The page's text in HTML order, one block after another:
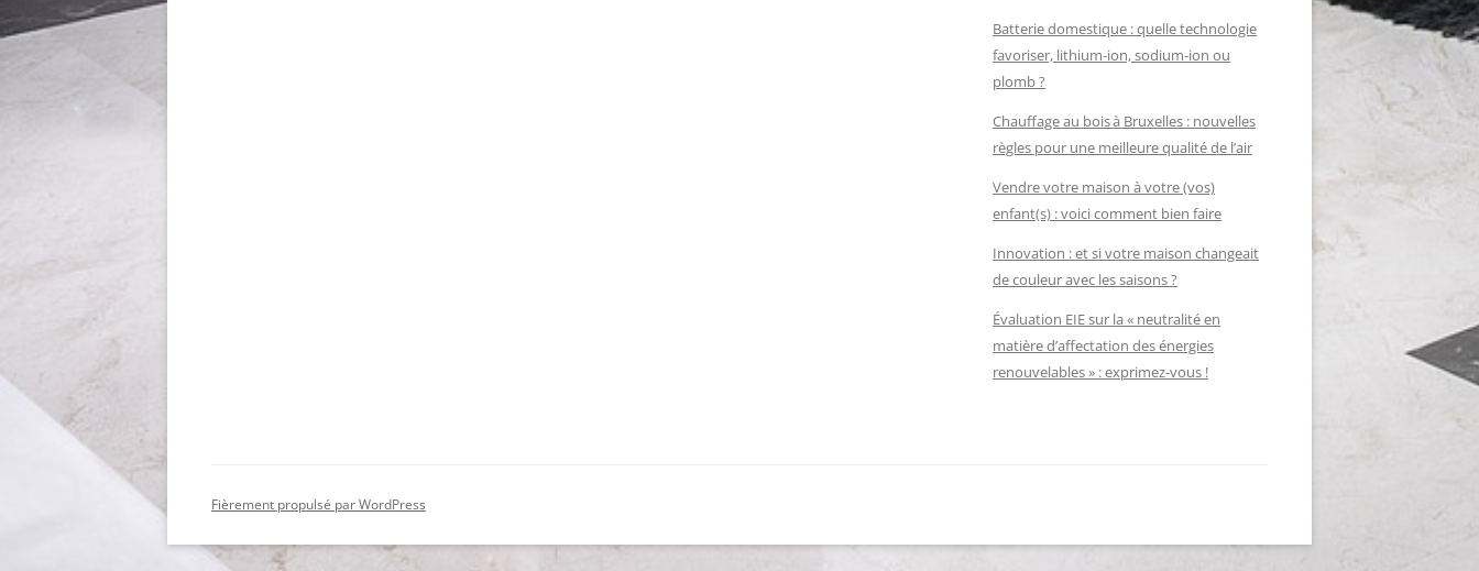
Batterie domestique : quelle technologie
favoriser, lithium-ion, sodium-ion ou
plomb ?
Chauffage au bois à Bruxelles : nouvelles
règles pour une meilleure qualité de l’air
Vendre votre maison à votre (vos)
enfant(s) : voici comment bien faire
Innovation : et si votre maison changeait
de couleur avec les saisons ?
Évaluation EIE sur la « neutralité en
matière d’affectation des énergies
renouvelables » : exprimez-vous !
Fièrement propulsé par WordPress